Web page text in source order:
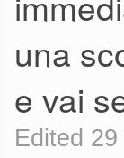
una
e vai
Edited